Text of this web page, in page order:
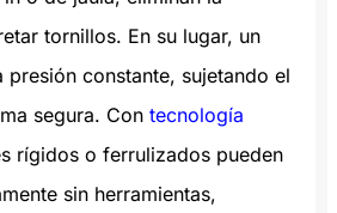
tornillos. En su lugar, un
presión constante, sujetando el
segura. Con tecnología
rígidos o ferrulizados pueden
sin herramientas,